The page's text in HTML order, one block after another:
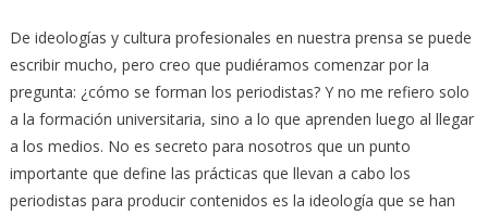
De ideologías y cultura profesionales en nuestra prensa se puede
escribir mucho, pero creo que pudiéramos comenzar por la
pregunta: ¿cómo se forman los periodistas? Y no me refiero solo
a la formación universitaria, sino a lo que aprenden luego al llegar
a los medios. No es secreto para nosotros que un punto
importante que define las prácticas que llevan a cabo los
periodistas para producir contenidos es la ideología que se han